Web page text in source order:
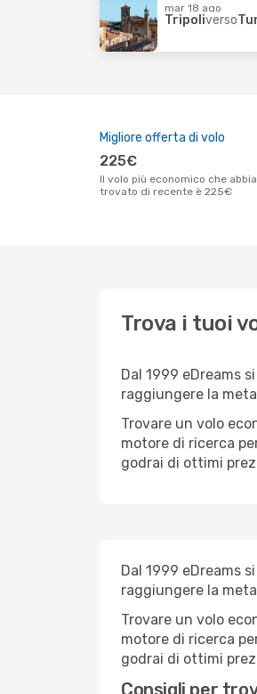
mar 18 ago
Tripoliverso
Migliore offerta di volo
225€
Il volo più economico che abbiamo
trovato di recente è 225€
Trova i tuoi
Dal 1999 eDreams
raggiungere la
Trovare un volo
motore di ricerca
godrai di ottimi
Dal 1999 eDreams
raggiungere la
Trovare un volo
motore di ricerca
godrai di ottimi
Consigli per